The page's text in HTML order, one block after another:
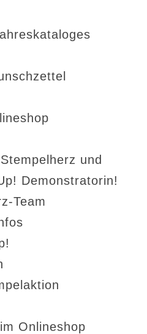
und
Demonstratorin!
Team
Onlineshop